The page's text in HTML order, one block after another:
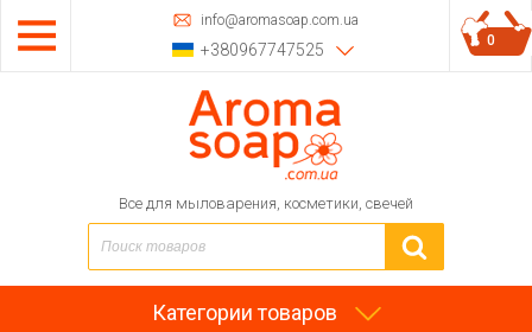
info@aromasoap.com.ua
+380967747525
Все для мыловарения, косметики, свечей
0
Категории товаров